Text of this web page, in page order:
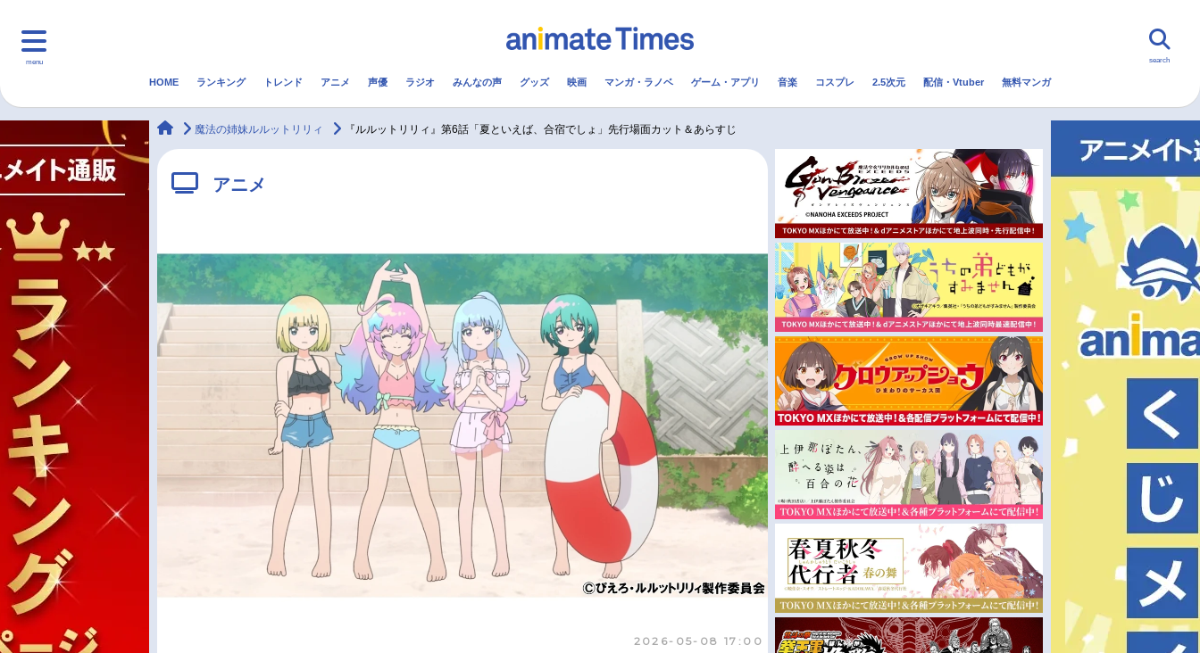
menu
マンガ・ラノベ ゲーム・アプリ 配信・Vtuber トレンド 無料マンガ
アニメ記事一覧
声優記事一覧
実写化映画一覧
男性声優/女性声優一覧
今期アニメ曜日別一覧
春アニメ
夏アニメ
秋アニメ
冬アニメ
FOLLOW US
search
HOME ランキング トレンド アニメ 声優 ラジオ みんなの声 グッズ 映画 マンガ・ラノベ ゲーム・アプリ 音楽 コスプレ 2.5次元 配信・Vtuber 無料マンガ
animateTimes
魔法の姉妹ルルットリリィ 『ルルットリリィ』第6話「夏といえば、合宿でしょ」先行場面カット＆あらすじ
アニメ
2026-05-08 17:00